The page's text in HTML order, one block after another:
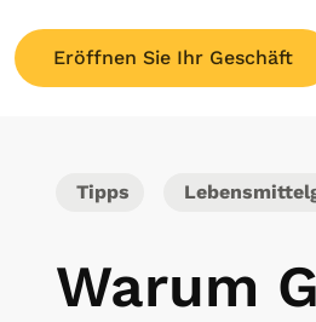
Eröffnen Sie Ihr Geschäft
Tipps
Warum